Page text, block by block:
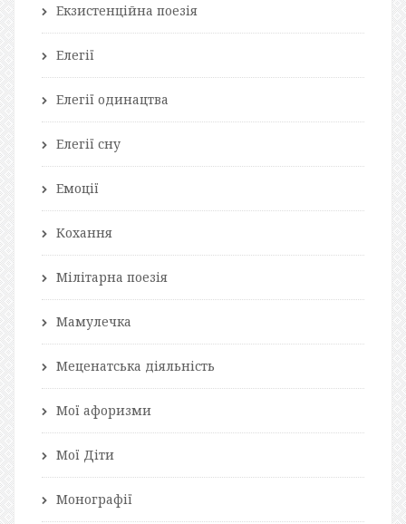
Екзистенційна поезія
Елегії
Елегії одинацтва
Елегії сну
Емоції
Кохання
Мілітарна поезія
Мамулечка
Меценатська діяльність
Мої афоризми
Мої Діти
Монографії